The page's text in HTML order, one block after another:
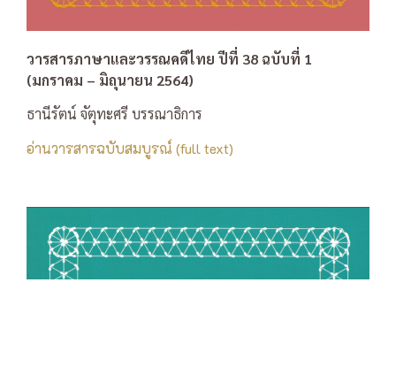
วารสารภาษาและวรรณคดีไทย ปีที่ 38 ฉบับที่ 1
(มกราคม – มิถุนายน 2564)
ธานีรัตน์ จัตุทะศรี บรรณาธิการ
อ่านวารสารฉบับสมบูรณ์ (full text)